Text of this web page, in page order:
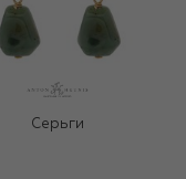
Серьги